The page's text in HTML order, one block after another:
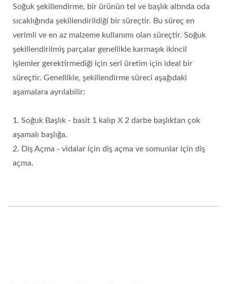
Soğuk şekillendirme, bir ürünün tel ve başlık altında oda
sıcaklığında şekillendirildiği bir süreçtir. Bu süreç en
verimli ve en az malzeme kullanımı olan süreçtir. Soğuk
şekillendirilmiş parçalar genellikle karmaşık ikincil
işlemler gerektirmediği için seri üretim için ideal bir
süreçtir. Genellikle, şekillendirme süreci aşağıdaki
aşamalara ayrılabilir:
1. Soğuk Başlık - basit 1 kalıp X 2 darbe başlıktan çok
aşamalı başlığa.
2. Diş Açma - vidalar için diş açma ve somunlar için diş
açma.